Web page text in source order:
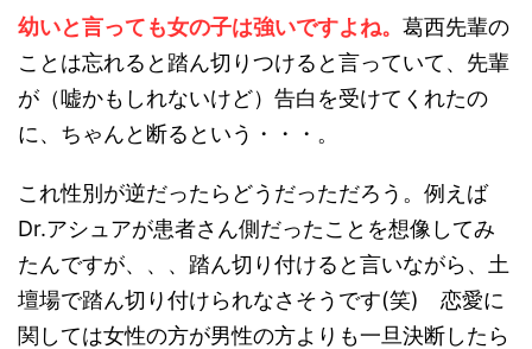
幼いと言っても女の子は強いですよね。 葛西先輩の
ことは忘れると踏ん切りつけると言っていて、先輩
が（嘘かもしれないけど）告白を受けてくれたの
に、ちゃんと断るという・・・。
これ性別が逆だったらどうだっただろう。例えば
Dr.アシュアが患者さん側だったことを想像してみ
たんですが、、、踏ん切り付けると言いながら、土
壇場で踏ん切り付けられなさそうです(笑) 恋愛に
関しては女性の方が男性の方よりも一旦決断したら